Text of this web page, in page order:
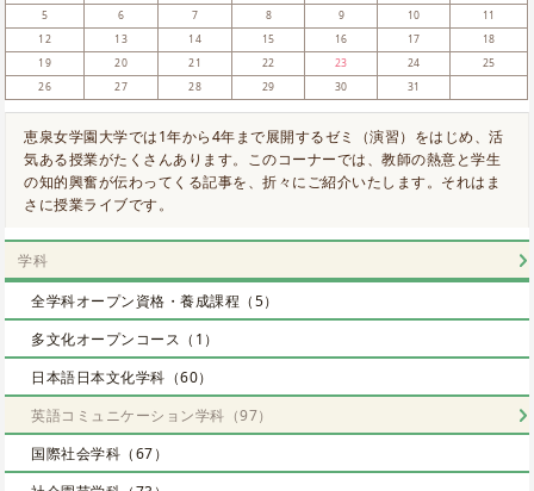
5
6 7 8 9 10
11
12
13 14 15 16 17
18
19
20 21 22 23 24
25
26
27 28 29 30 31
恵泉女学園大学では1年から4年まで展開するゼミ（演習）をはじめ、活
気ある授業がたくさんあります。このコーナーでは、教師の熱意と学生
の知的興奮が伝わってくる記事を、折々にご紹介いたします。それはま
さに授業ライブです。
学科
全学科オープン資格・養成課程（5）
多文化オープンコース（1）
日本語日本文化学科（60）
英語コミュニケーション学科（97）
国際社会学科（67）